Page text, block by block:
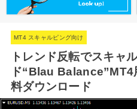
MT4 スキャルピング向け
トレンド反転でスキャ
ド“Blau Balance”MT4
料ダウンロード